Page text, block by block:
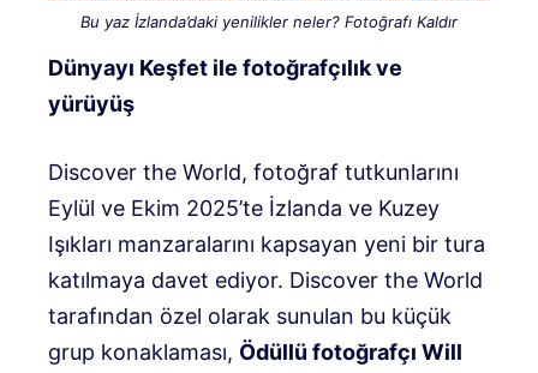
Bu yaz İzlanda’daki yenilikler neler? Fotoğrafı Kaldır
Dünyayı Keşfet ile fotoğrafçılık ve
yürüyüş
Discover the World, fotoğraf tutkunlarını
Eylül ve Ekim 2025’te İzlanda ve Kuzey
Işıkları manzaralarını kapsayan yeni bir tura
katılmaya davet ediyor. Discover the World
tarafından özel olarak sunulan bu küçük
grup konaklaması, Ödüllü fotoğrafçı Will